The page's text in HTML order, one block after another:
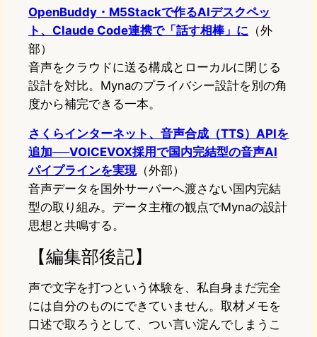
OpenBuddy・M5Stackで作るAIデスクペッ
ト、Claude Code連携で「話す相棒」に （外
部）
音声をクラウドに送る構成とローカルに閉じる
設計を対比。Mynaのプライバシー設計を別の角
度から補完できる一本。
さくらインターネット、音声合成（TTS）APIを
追加──VOICEVOX採用で国内完結型の音声AI
パイプラインを実現（外部）
音声データを国外サーバーへ渡さない国内完結
型の取り組み。データ主権の観点でMynaの設計
思想と共鳴する。
【編集部後記】
声で文字を打つという体験を、私自身まだ完全
には自分のものにできていません。取材メモを
口述で取ろうとして、つい言い淀んでしまうこ